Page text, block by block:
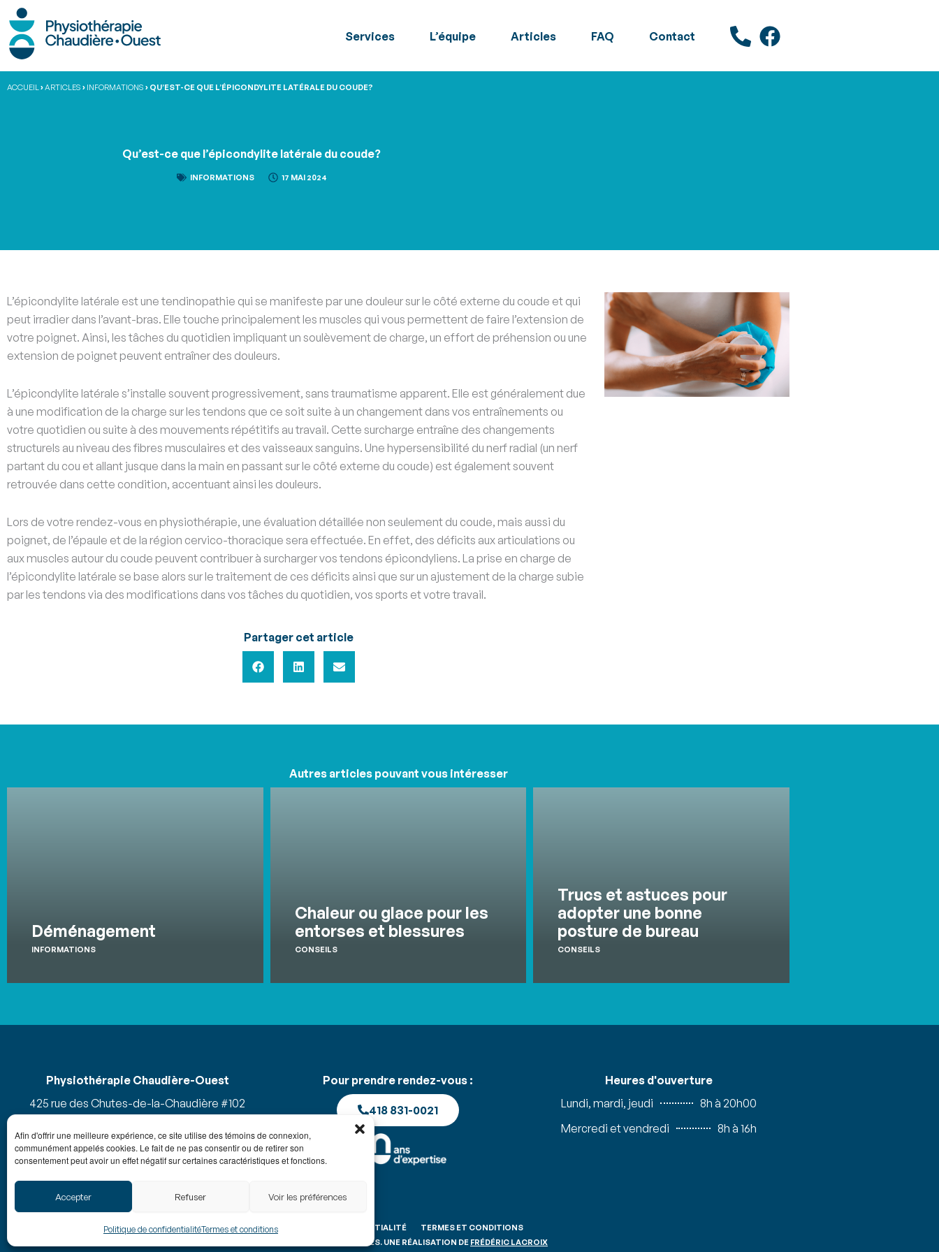
Afin d'offrir une meilleure expérience, ce site utilise des témoins de connexion,
communément appelés cookies. Le fait de ne pas consentir ou de retirer son
consentement peut avoir un effet négatif sur certaines caractéristiques et fonctions.
Accepter Refuser Voir les préférences
Politique de confidentialitéTermes et conditions
Aller
au
contenu
Services L’équipe Articles FAQ Contact
ACCUEIL›ARTICLES › INFORMATIONS › QU’EST-CE QUE L’ÉPICONDYLITE LATÉRALE DU COUDE?
Qu’est-ce que l’épicondylite latérale du coude?
INFORMATIONS 17 MAI 2024
L’épicondylite latérale est une tendinopathie qui se manifeste par une douleur sur le côté externe du coude et qui
peut irradier dans l’avant-bras. Elle touche principalement les muscles qui vous permettent de faire l’extension de
votre poignet. Ainsi, les tâches du quotidien impliquant un soulèvement de charge, un effort de préhension ou une
extension de poignet peuvent entraîner des douleurs.
L’épicondylite latérale s’installe souvent progressivement, sans traumatisme apparent. Elle est généralement due
à une modification de la charge sur les tendons que ce soit suite à un changement dans vos entraînements ou
votre quotidien ou suite à des mouvements répétitifs au travail. Cette surcharge entraîne des changements
structurels au niveau des fibres musculaires et des vaisseaux sanguins. Une hypersensibilité du nerf radial (un nerf
partant du cou et allant jusque dans la main en passant sur le côté externe du coude) est également souvent
retrouvée dans cette condition, accentuant ainsi les douleurs.
Lors de votre rendez-vous en physiothérapie, une évaluation détaillée non seulement du coude, mais aussi du
poignet, de l’épaule et de la région cervico-thoracique sera effectuée. En effet, des déficits aux articulations ou
aux muscles autour du coude peuvent contribuer à surcharger vos tendons épicondyliens. La prise en charge de
l’épicondylite latérale se base alors sur le traitement de ces déficits ainsi que sur un ajustement de la charge subie
par les tendons via des modifications dans vos tâches du quotidien, vos sports et votre travail.
Partager cet article
Autres articles pouvant vous intéresser
Déménagement
INFORMATIONS
Chaleur ou glace pour les
entorses et blessures
CONSEILS
Trucs et astuces pour
adopter une bonne
posture de bureau
CONSEILS
Physiothérapie Chaudière-Ouest
425 rue des Chutes-de-la-Chaudière #102
Créer un itinéraire
Pour prendre rendez-vous :
418 831-0021
Heures d'ouverture
Lundi, mardi, jeudi
8h à 20h00
Mercredi et vendredi
8h à 16h
POLITIQUE DE CONFIDENTIALITÉ
TERMES ET CONDITIONS
© 2026 TOUS DROITS RÉSERVÉS. UNE RÉALISATION DE FRÉDÉRIC LACROIX